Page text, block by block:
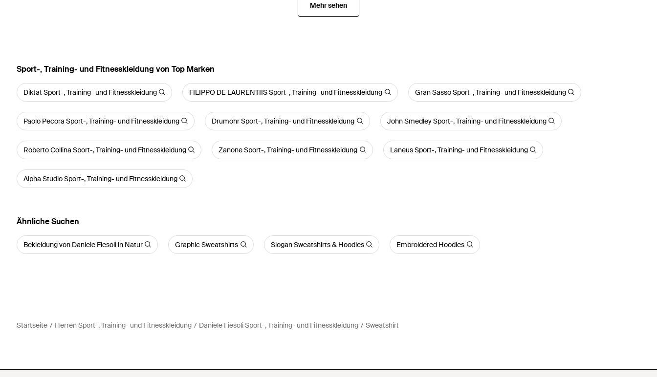
Mehr sehen
Sport-, Training- und Fitnesskleidung von Top Marken
Diktat Sport-, Training- und Fitnesskleidung FILIPPO DE LAURENTIIS Sport-, Training- und Fitnesskleidung Gran Sasso Sport-, Training- und Fitnesskleidung
Paolo Pecora Sport-, Training- und Fitnesskleidung Drumohr Sport-, Training- und Fitnesskleidung John Smedley Sport-, Training- und Fitnesskleidung
Roberto Collina Sport-, Training- und Fitnesskleidung Zanone Sport-, Training- und Fitnesskleidung Laneus Sport-, Training- und Fitnesskleidung
Alpha Studio Sport-, Training- und Fitnesskleidung
Ähnliche Suchen
Bekleidung von Daniele Fiesoli in Natur Graphic Sweatshirts Slogan Sweatshirts & Hoodies Embroidered Hoodies
Startseite Herren Sport-, Training- und Fitnesskleidung Daniele Fiesoli Sport-, Training- und Fitnesskleidung Sweatshirt